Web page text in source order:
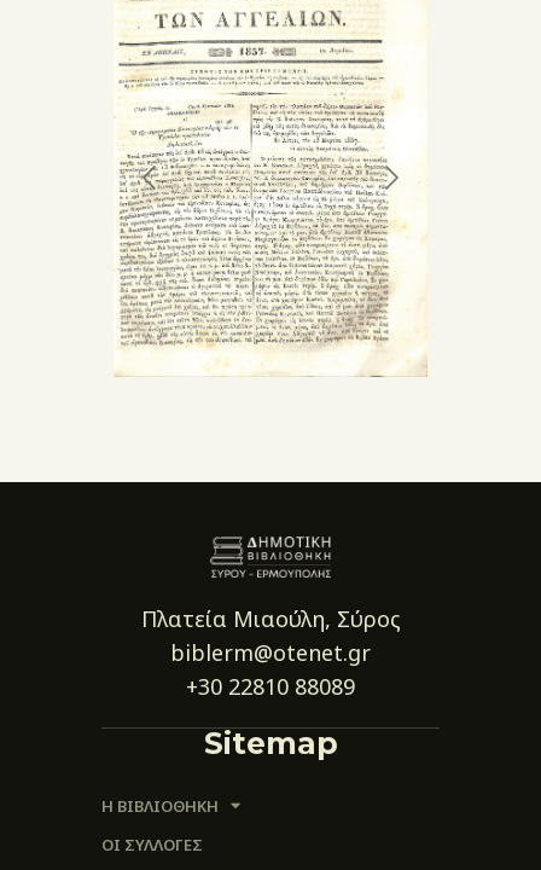
Πλατεία Μιαούλη, Σύρος
biblerm@otenet.gr
+30 22810 88089
Sitemap
Η ΒΙΒΛΙΟΘΗΚΗ
ΟΙ ΣΥΛΛΟΓΈΣ